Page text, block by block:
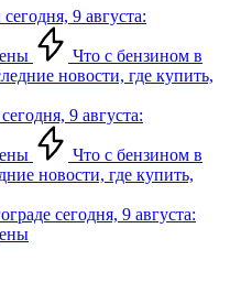
9 августа:
Что с бензином в
новости, где купить,
9 августа:
Что с бензином в
новости, где купить,
сегодня, 9 августа: